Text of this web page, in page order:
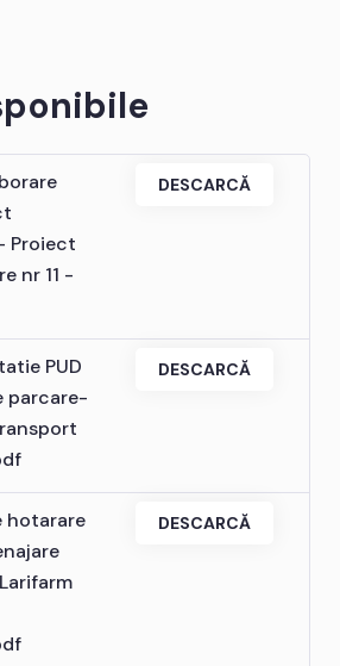
Proiect
nr 11 -
DESCARCĂ
PUD
parcare-
DESCARCĂ
hotarare
DESCARCĂ